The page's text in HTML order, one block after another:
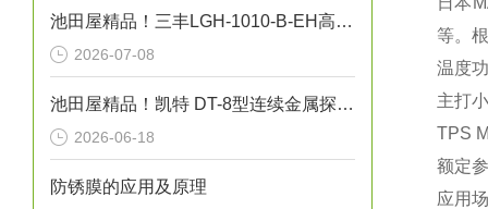
池田屋精品！三丰LGH-1010-B-EH高精度线性测量头技术参数与应用解析
2026-07-08
池田屋精品！凯特 DT-8型连续金属探测器 参数介绍
2026-06-18
防锈膜的应用及原理
等。
温度
主打‌
‌TPS
额定
应用